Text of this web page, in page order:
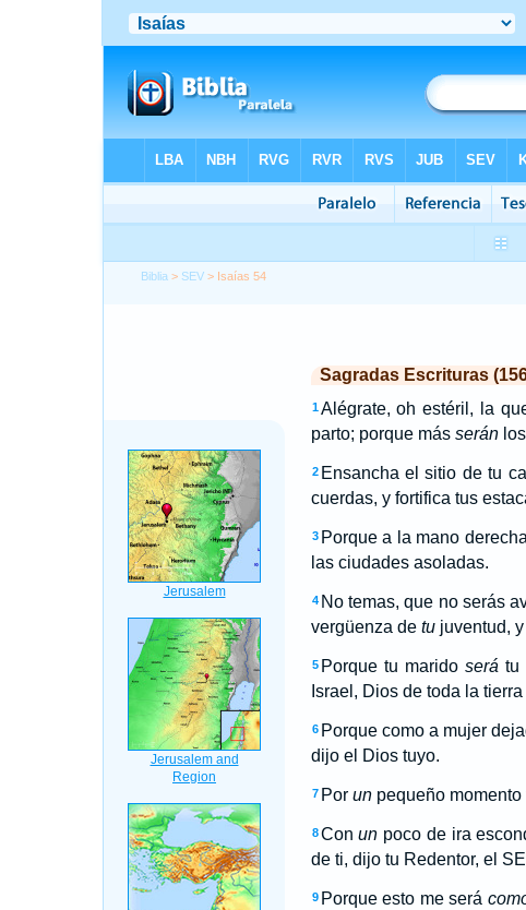
Biblia > SEV > Isaías 54
Sagradas Escrituras
1 Alégrate, oh estéril, la
parto; porque más seránlos
2 Ensancha el sitio de tu
cuerdas, y fortifica tus
3 Porque a la mano
las ciudades asoladas.
4 No temas, que no serás
vergüenza de tujuventud, y
5 Porque tu maridoserá tu
Israel, Dios de toda la
6 Porque como a mujer
dijo el Dios tuyo.
7 Por unpequeño momento
8 Conun poco de ira
de ti, dijo tu Redentor, el
9 Porque esto me será